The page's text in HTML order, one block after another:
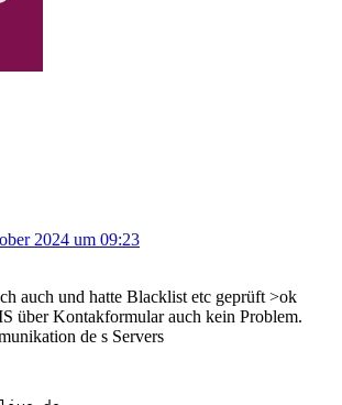
2024 um 09:23
auch und hatte Blacklist etc geprüft >ok
über Kontakformular auch kein Problem.
de s Servers